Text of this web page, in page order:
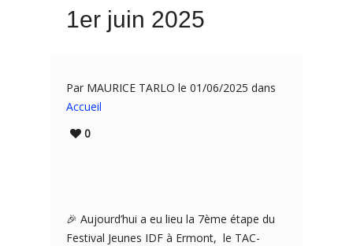
1er juin 2025
Par MAURICE TARLO le 01/06/2025 dans
Accueil
0
🎉 Aujourd’hui a eu lieu la 7ème étape du
Festival Jeunes IDF à Ermont, le TAC-